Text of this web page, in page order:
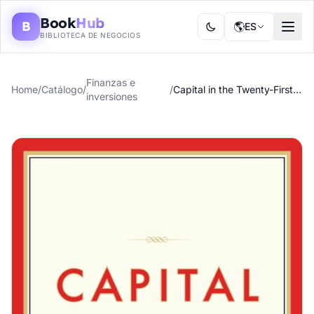
B BookHub
BIBLIOTECA DE NEGOCIOS
🌎ES
Home/Catálogo/
Finanzas e
inversiones
/ Capital in the Twenty-First Century